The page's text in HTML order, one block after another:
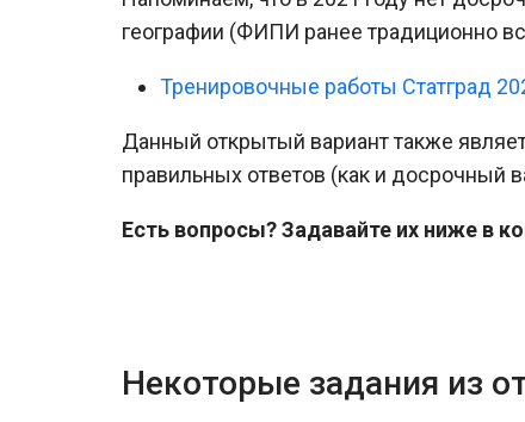
географии (ФИПИ ранее традиционно
Тренировочные работы Статград
Данный открытый вариант также
правильных ответов (как и досрочный
Есть вопросы? Задавайте их ниже в
Некоторые задания из